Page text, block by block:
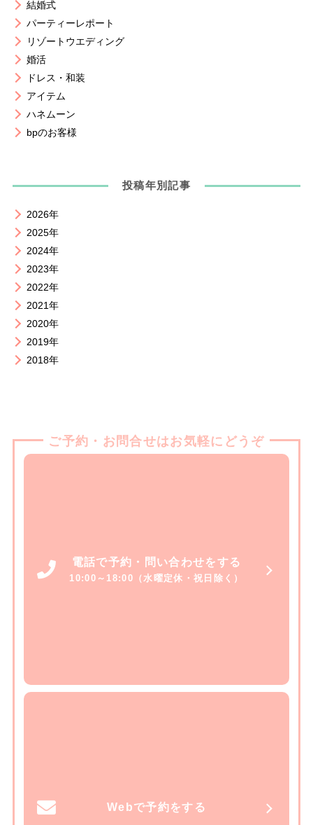
結婚式
パーティーレポート
リゾートウエディング
婚活
ドレス・和装
アイテム
ハネムーン
bpのお客様
投稿年別記事
2026年
2025年
2024年
2023年
2022年
2021年
2020年
2019年
2018年
ご予約・お問合せはお気軽にどうぞ
電話で予約・問い合わせをする
10:00～18:00（水曜定休・祝日除く）
Webで予約をする